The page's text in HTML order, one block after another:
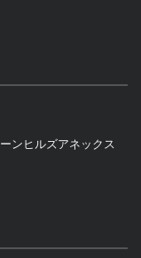
ンヒルズアネックス